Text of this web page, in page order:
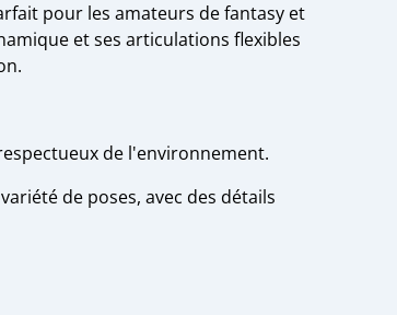
pour les amateurs de fantasy et
et ses articulations flexibles
de l'environnement.
de poses, avec des détails